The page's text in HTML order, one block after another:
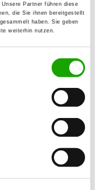
Partner führen diese
die Sie ihnen bereitgestellt
haben. Sie geben
weiterhin nutzen.
Umgebung
Details
Details